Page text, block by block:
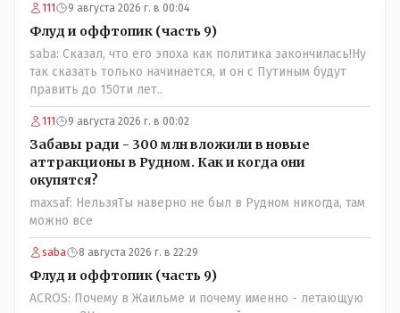
111 9 августа 2026 г. в 00:04
Флуд и оффтопик (часть 9)
saba: Сказал, что его эпоха как политика закончилась!Ну
так сказать только начинается, и он с Путиным будут
править до 150ти лет..
111 9 августа 2026 г. в 00:02
Забавы ради - 300 млн вложили в новые
аттракционы в Рудном. Как и когда они
окупятся?
maxsaf: НельзяТы наверно не был в Рудном никогда, там
можно все
saba 8 августа 2026 г. в 22:29
Флуд и оффтопик (часть 9)
ACROS: Почему в Жаильме и почему именно - летающую